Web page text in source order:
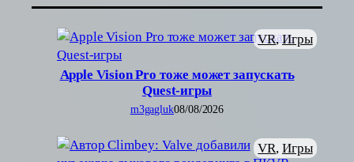
Apple Vision Pro тоже может запускать
Quest-игры
VR, Игры
m3gagluk08/08/2026
VR, Игры